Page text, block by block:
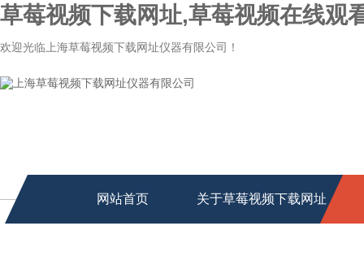
草莓视频下载网址,草莓视频在线观
欢迎光临上海草莓视频下载网址仪器有限公司！
网站首页 关于草莓视频下载网址